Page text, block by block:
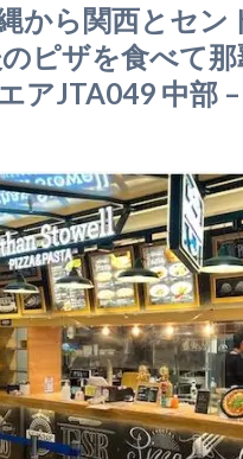
から関西とセン
ピザを食べて
アJTA049 中部